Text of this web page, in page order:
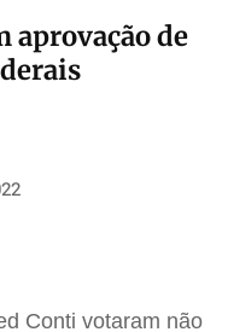
aprovação de
Conti votaram não